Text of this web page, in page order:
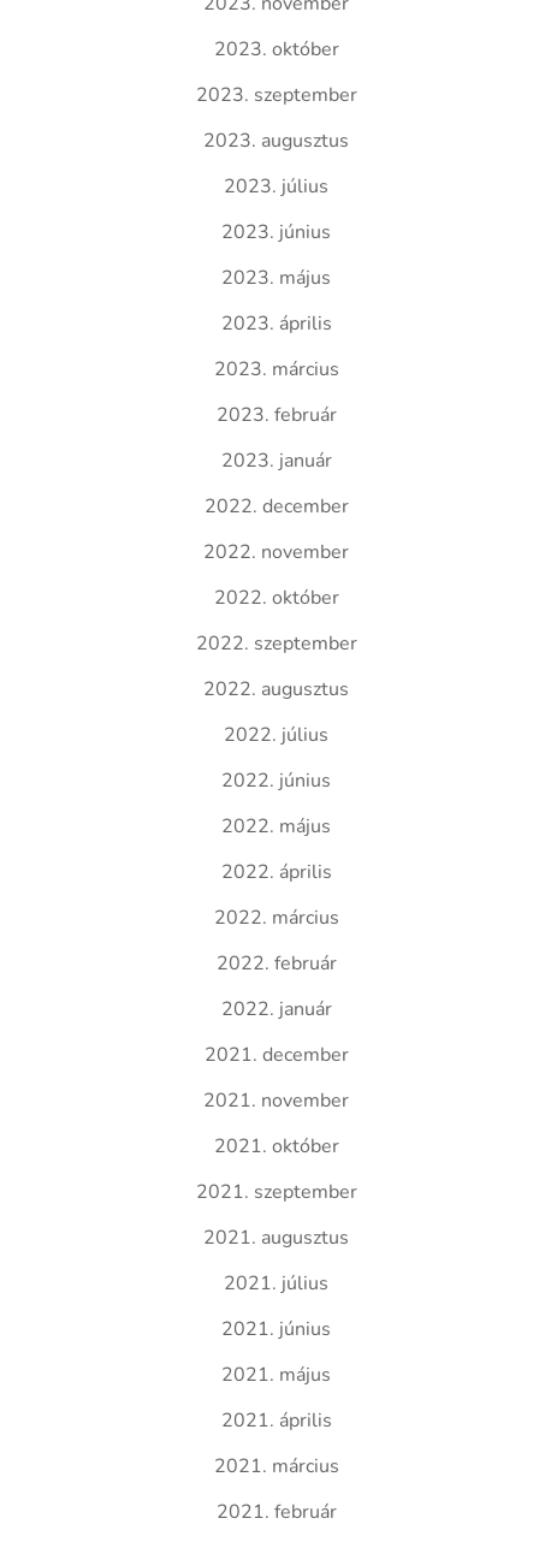
2023. október
2023. szeptember
2023. augusztus
2023. július
2023. június
2023. május
2023. április
2023. március
2023. február
2023. január
2022. december
2022. november
2022. október
2022. szeptember
2022. augusztus
2022. július
2022. június
2022. május
2022. április
2022. március
2022. február
2022. január
2021. december
2021. november
2021. október
2021. szeptember
2021. augusztus
2021. július
2021. június
2021. május
2021. április
2021. március
2021. február